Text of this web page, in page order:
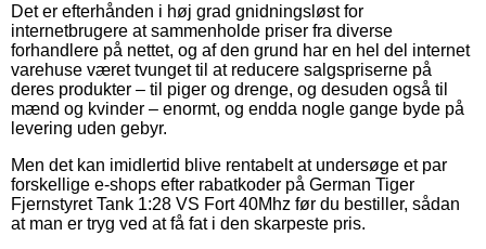
Det er efterhånden i høj grad gnidningsløst for
internetbrugere at sammenholde priser fra diverse
forhandlere på nettet, og af den grund har en hel del internet
varehuse været tvunget til at reducere salgspriserne på
deres produkter – til piger og drenge, og desuden også til
mænd og kvinder – enormt, og endda nogle gange byde på
levering uden gebyr.
Men det kan imidlertid blive rentabelt at undersøge et par
forskellige e-shops efter rabatkoder på German Tiger
Fjernstyret Tank 1:28 VS Fort 40Mhz før du bestiller, sådan
at man er tryg ved at få fat i den skarpeste pris.